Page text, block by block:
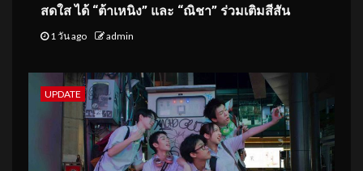
สดใส ได้ “ต้าเหนิง” และ “ณิชา” ร่วมเติมสีสัน
1 วัน ago admin
UPDATE